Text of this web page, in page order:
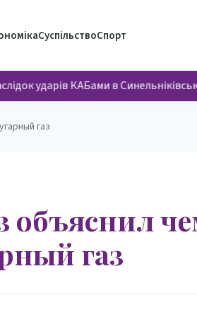
СуспільствоСпорт
ударів КАБами в
газ
объяснил
газ